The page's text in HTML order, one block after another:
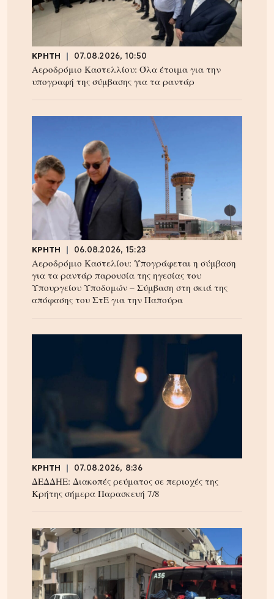
ΚΡΗΤΗ 07.08.2026, 10:50
Αεροδρόμιο Καστελλίου: Όλα έτοιμα για την
υπογραφή της σύμβασης για τα ραντάρ
ΚΡΗΤΗ 06.08.2026, 15:23
Αεροδρόμιο Καστελίου: Υπογράφεται η σύμβαση
για τα ραντάρ παρουσία της ηγεσίας του
Υπουργείου Υποδομών – Σύμβαση στη σκιά της
απόφασης του ΣτΕ για την Παπούρα
ΚΡΗΤΗ 07.08.2026, 8:36
ΔΕΔΔΗΕ: Διακοπές ρεύματος σε περιοχές της
Κρήτης σήμερα Παρασκευή 7/8